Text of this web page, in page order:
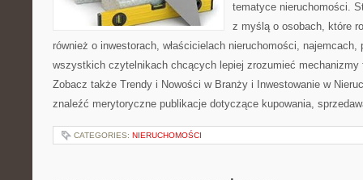
tematyce nieruchomości.
z myślą o osobach, które
również o inwestorach, właścicielach nieruchomości, najemcach,
wszystkich czytelnikach chcących lepiej zrozumieć mechanizmy
Zobacz także Trendy i Nowości w Branży i Inwestowanie w
znaleźć merytoryczne publikacje dotyczące kupowania,
CATEGORIES: NIERUCHOMOŚCI